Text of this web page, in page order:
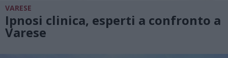
VARESE
Ipnosi clinica, esperti a confronto a
Varese